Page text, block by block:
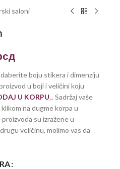
saloni
boju stikera i dimenziju
u boji i veličini koju
U KORPU„. Sadržaj vaše
na dugme korpa u
su izražene u
veličinu, molimo vas da